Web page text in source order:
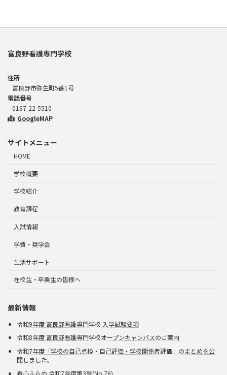
富良野看護専門学校
住所
富良野市弥生町5番1号
電話番号
0167-22-5510
GoogleMAP
サイトメニュー
HOME
学校概要
学校紹介
教育課程
入試情報
学費・奨学金
生活サポート
在校生・卒業生の皆様へ
最新情報
令和9年度 富良野看護専門学校 入学試験要項
令和8年度 富良野看護専門学校オープンキャンパスのご案内
令和7年度「学校の自己点検・自己評価・学校関係者評価」のまとめを公
開しました。
看心ふらの 令和7年度第3号(No.76)